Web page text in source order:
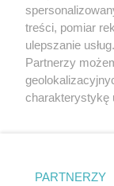
treści, pomiar
ulepszanie
Partnerzy
charakterystykę
zmienić/
PARTNERZY